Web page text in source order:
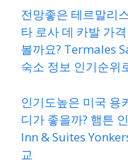
전망좋은 테르말리
타 로사 데 카발 가
볼까요? Termales
숙소 정보 인기순위
인기도높은 미국 용
디가 좋을까? 햄튼
Inn & Suites
교